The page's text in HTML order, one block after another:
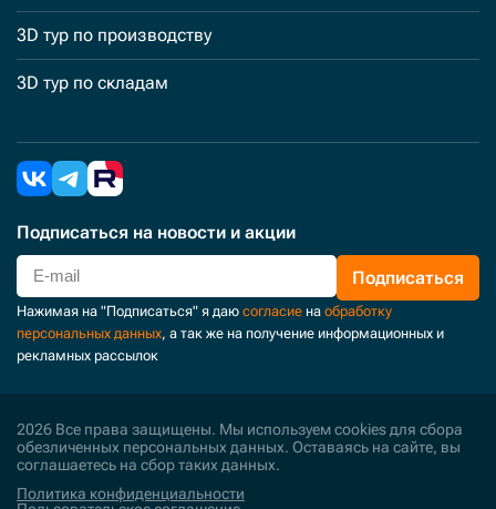
3D тур по производству
3D тур по складам
Подписаться на новости и акции
Подписаться
Нажимая на "Подписаться" я даю согласие на обработку
персональных данных, а так же на получение информационных и
рекламных рассылок
2026 Все права защищены. Мы используем cookies для сбора
обезличенных персональных данных. Оставаясь на сайте, вы
соглашаетесь на сбор таких данных.
Политика конфиденциальности